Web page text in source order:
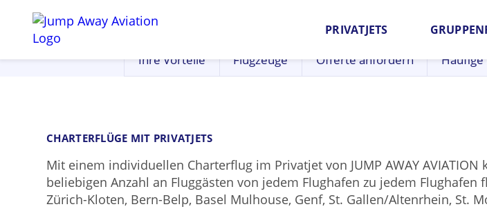
PRIVATJETS
Ihre Vorteile Flugzeuge Offerte anfordern Häufige
CHARTERFLÜGE MIT PRIVATJETS
Mit einem individuellen Charterflug im Privatjet von JUMP AWAY
beliebigen Anzahl an Fluggästen von jedem Flughafen zu jedem
Zürich-Kloten, Bern-Belp, Basel Mulhouse, Genf, St. Gallen/Altenrhein, St.